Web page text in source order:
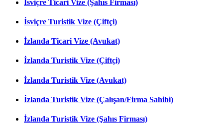
İsviçre Ticari Vize (Şahıs Firması)
İsviçre Turistik Vize (Çiftçi)
İzlanda Ticari Vize (Avukat)
İzlanda Turistik Vize (Çiftçi)
İzlanda Turistik Vize (Avukat)
İzlanda Turistik Vize (Çalışan/Firma Sahibi)
İzlanda Turistik Vize (Şahıs Firması)